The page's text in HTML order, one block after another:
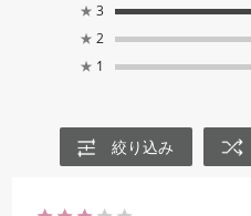
★ 3
★ 2
★ 1
絞り込み